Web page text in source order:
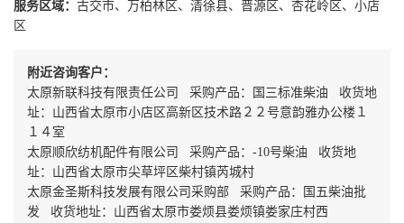
服务区域： 古交市、万柏林区、清徐县、晋源区、杏花岭区、小店
区
附近咨询客户：
太原新联科技有限责任公司 采购产品：国三标准柴油 收货地
址：山西省太原市小店区高新区技术路２２号意韵雅办公楼１
１４室
太原顺欣纺机配件有限公司 采购产品：-10号柴油 收货地
址：山西省太原市尖草坪区柴村镇芮城村
太原金圣斯科技发展有限公司采购部 采购产品：国五柴油批
发 收货地址：山西省太原市娄烦县娄烦镇娄家庄村西